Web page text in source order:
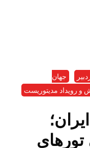
جهان
و رویداد مدیتوریست
تور‌های